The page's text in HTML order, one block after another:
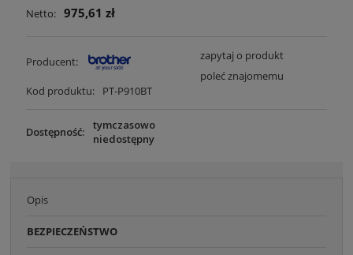
Netto: 975,61 zł
Producent:
Kod produktu: PT-P910BT
zapytaj o produkt
poleć znajomemu
Dostępność:
tymczasowo
niedostępny
Opis
BEZPIECZEŃSTWO